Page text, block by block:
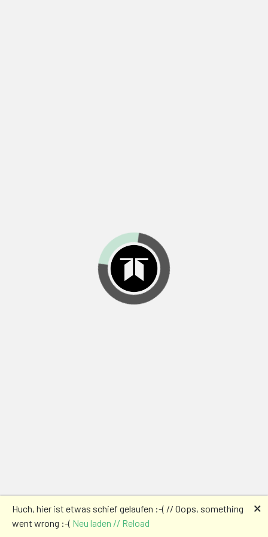
Huch, hier ist etwas schief gelaufen :-( // Oops, something
went wrong :-( Neu laden // Reload
🗙